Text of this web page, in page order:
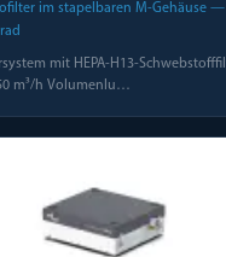
im stapelbaren M-Gehäuse —
mit HEPA-H13-
m³/h Volumenlu…